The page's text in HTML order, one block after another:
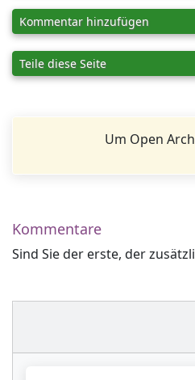
Kommentar hinzufügen
Teile diese Seite
Um Open
Kommentare
Sind Sie der erste, der